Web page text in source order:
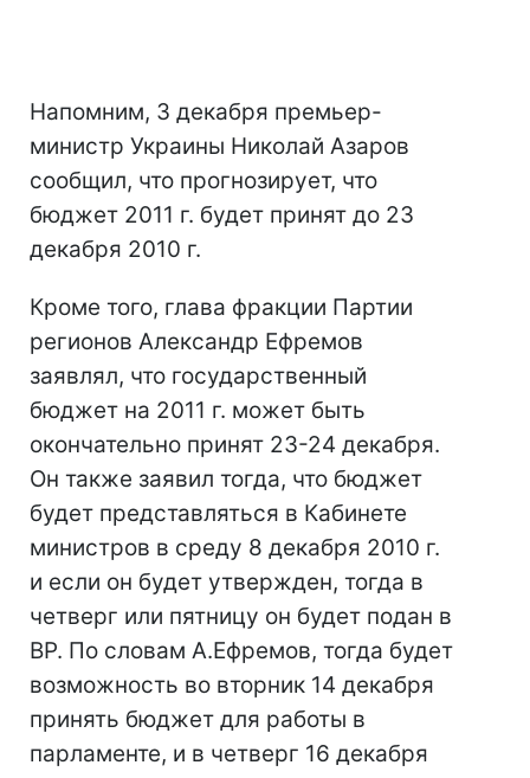
Напомним, 3 декабря премьер-
министр Украины Николай Азаров
сообщил, что прогнозирует, что
бюджет 2011 г. будет принят до 23
декабря 2010 г.
Кроме того, глава фракции Партии
регионов Александр Ефремов
заявлял, что государственный
бюджет на 2011 г. может быть
окончательно принят 23-24 декабря.
Он также заявил тогда, что бюджет
будет представляться в Кабинете
министров в среду 8 декабря 2010 г.
и если он будет утвержден, тогда в
четверг или пятницу он будет подан в
ВР. По словам А.Ефремов, тогда будет
возможность во вторник 14 декабря
принять бюджет для работы в
парламенте, и в четверг 16 декабря